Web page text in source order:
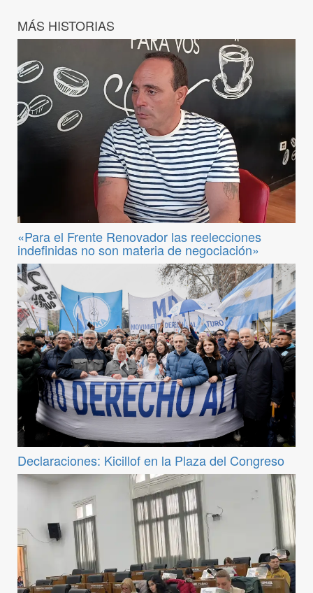
MÁS HISTORIAS
«Para el Frente Renovador las reelecciones
indefinidas no son materia de negociación»
Declaraciones: Kicillof en la Plaza del Congreso